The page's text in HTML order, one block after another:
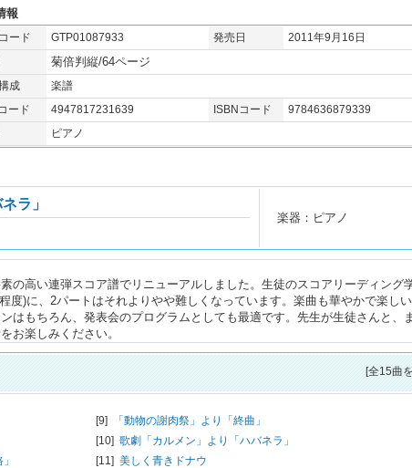
報
ード GTP01087933 発売日
2011年9月16日
菊倍判縦/64ページ
成
楽譜
ード
4947817231639 ISBNコード
9784636879339
ピアノ
ラ」
楽器：ピアノ
の高い連弾スコア譜でリニューアルしました。生徒のスコアリーディング
度)に、2パートはそれよりやや難しくなっています。楽曲も華やかで楽し
はもちろん、発表会のプログラムとしても最適です。先生が生徒さんと、
お楽しみください。
[全15曲
[9]
「動物の謝肉祭」より「終曲」
[10] 歌劇「カルメン」より「ハバネラ」
[11] 美しく青きドナウ